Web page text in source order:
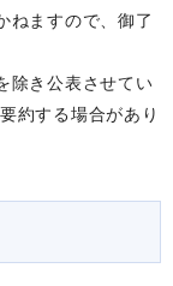
ねますので、御了
除き公表させてい
約する場合があり